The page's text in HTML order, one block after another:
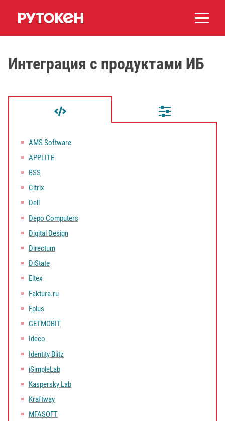
Интеграция с продуктами ИБ
AMS Software
APPLITE
BSS
Citrix
Dell
Depo Computers
Digital Design
Directum
DiState
Eltex
Faktura.ru
Fplus
GETMOBIT
Ideco
Identity Blitz
iSimpleLab
Kaspersky Lab
Kraftway
MFASOFT